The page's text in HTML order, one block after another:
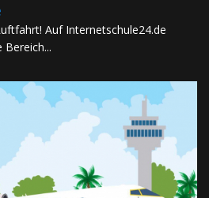
Auf Internetschule24.de